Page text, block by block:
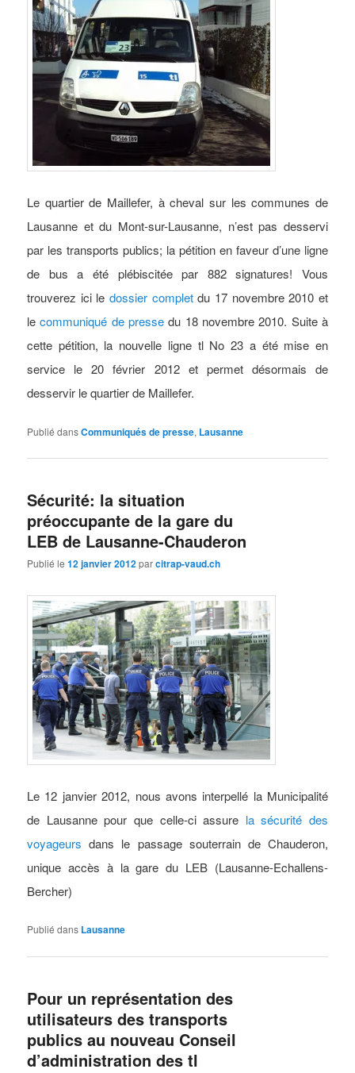
Le quartier de Maillefer, à cheval sur les communes de
Lausanne et du Mont-sur-Lausanne, n’est pas desservi
par les transports publics; la pétition en faveur d’une ligne
de bus a été plébiscitée par 882 signatures! Vous
trouverez ici ledossier completdu 17 novembre 2010 et
lecommuniqué de presse du 18 novembre 2010. Suite à
cette pétition, la nouvelle ligne tl No 23 a été mise en
service le 20 février 2012 et permet désormais de
desservir le quartier de Maillefer.
Publié dansCommuniqués de presse, Lausanne
Sécurité: la situation
préoccupante de la gare du
LEB de Lausanne-Chauderon
Publié le12 janvier 2012parcitrap-vaud.ch
Le 12 janvier 2012, nous avons interpellé la Municipalité
de Lausanne pour que celle-ci assure la sécurité des
voyageurs dans le passage souterrain de Chauderon,
unique accès à la gare du LEB (Lausanne-Echallens-
Bercher)
Publié dans Lausanne
Pour un représentation des
utilisateurs des transports
publics au nouveau Conseil
d’administration des tl